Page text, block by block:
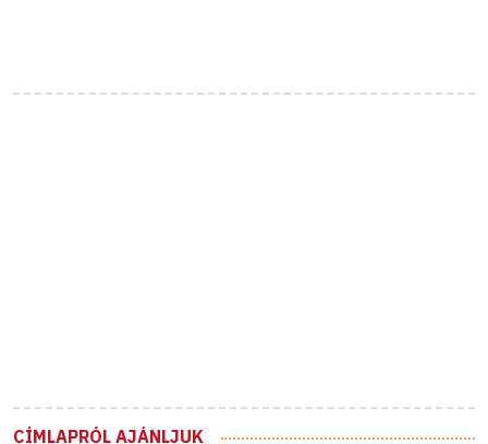
CÍMLAPRÓL AJÁNLJUK